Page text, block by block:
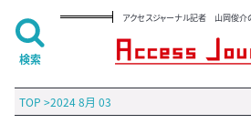
アクセスジャーナル記者 山岡俊介
TOP >2024 8月 03
検索